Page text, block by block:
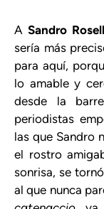
A Sandro Rosell
sería más
para aquí,
lo amable y
desde la
periodistas
las que Sandro
el rostro
sonrisa, se
al que nunca